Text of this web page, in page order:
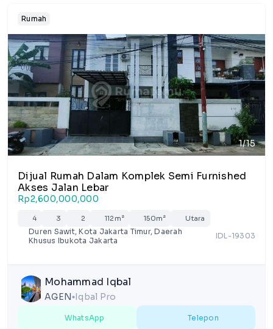
Rumah
1/15
Dijual Rumah Dalam Komplek Semi Furnished
Akses Jalan Lebar
Rp2,600,000,000
4 3 2 112m² 150m² Utara
Duren Sawit, Kota Jakarta Timur, Daerah
Khusus Ibukota Jakarta
IDL-19303
Mohammad Iqbal
AGEN lens Iqbal Pro
WhatsApp Telepon